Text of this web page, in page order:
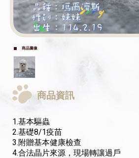
商品圖像
商品資訊
1.基本驅蟲
2.基礎8/1疫苗
3.附贈基本健康檢查
4.合法晶片來源，現場轉讓過戶